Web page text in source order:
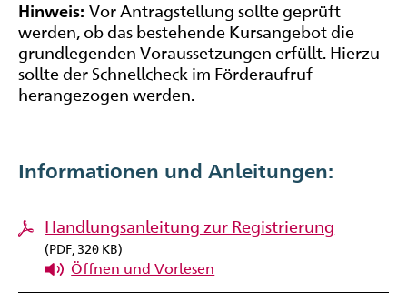
Hinweis:Vor Antragstellung sollte geprüft
werden, ob das bestehende Kursangebot die
grundlegenden Voraussetzungen erfüllt. Hierzu
sollte der Schnellcheck im Förderaufruf
herangezogen werden.
Informationen und Anleitungen:
Handlungsanleitung zur Registrierung
(PDF, 320 KB)
Öffnen und Vorlesen